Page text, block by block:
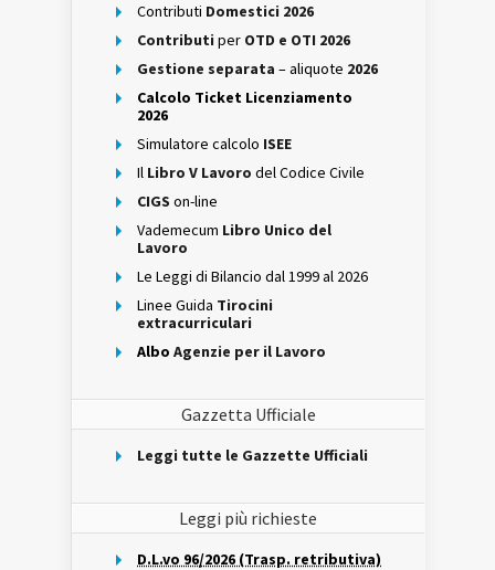
Contributi Domestici 2026
Contributi per OTD e OTI 2026
Gestione separata – aliquote 2026
Calcolo Ticket Licenziamento
2026
Simulatore calcolo ISEE
Il Libro V Lavoro del Codice Civile
CIGS on-line
Vademecum Libro Unico del
Lavoro
Le Leggi di Bilancio dal 1999 al 2026
Linee Guida Tirocini
extracurriculari
Albo Agenzie per il Lavoro
Gazzetta Ufficiale
Leggi tutte le Gazzette Ufficiali
Leggi più richieste
D.L.vo 96/2026 (Trasp. retributiva)